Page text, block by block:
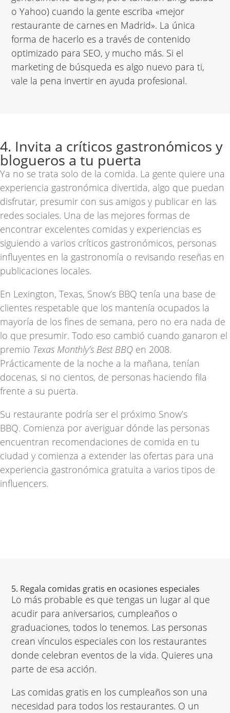
o Yahoo) cuando la gente escriba «mejor
restaurante de carnes en Madrid». La única
forma de hacerlo es a través de contenido
optimizado para SEO, y mucho más. Si el
marketing de búsqueda es algo nuevo para ti,
vale la pena invertir en ayuda profesional.
4. Invita a críticos gastronómicos y
blogueros a tu puerta
Ya no se trata solo de la comida. La gente quiere una
experiencia gastronómica divertida, algo que puedan
disfrutar, presumir con sus amigos y publicar en las
redes sociales. Una de las mejores formas de
encontrar excelentes comidas y experiencias es
siguiendo a varios críticos gastronómicos, personas
influyentes en la gastronomía o revisando reseñas en
publicaciones locales.
En Lexington, Texas, Snow’s BBQ tenía una base de
clientes respetable que los mantenía ocupados la
mayoría de los fines de semana, pero no era nada de
lo que presumir. Todo eso cambió cuando ganaron el
premio Texas Monthly’s Best BBQ en 2008.
Prácticamente de la noche a la mañana, tenían
docenas, si no cientos, de personas haciendo fila
frente a su puerta.
Su restaurante podría ser el próximo Snow’s
BBQ. Comienza por averiguar dónde las personas
encuentran recomendaciones de comida en tu
ciudad y comienza a extender las ofertas para una
experiencia gastronómica gratuita a varios tipos de
influencers.
5. Regala comidas gratis en ocasiones especiales
Lo más probable es que tengas un lugar al que
acudir para aniversarios, cumpleaños o
graduaciones, todos lo tenemos. Las personas
crean vínculos especiales con los restaurantes
donde celebran eventos de la vida. Quieres una
parte de esa acción.
Las comidas gratis en los cumpleaños son una
necesidad para todos los restaurantes. O un